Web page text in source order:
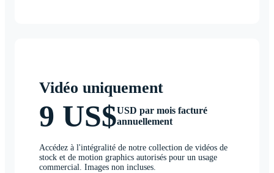
Vidéo uniquement
9 US$USD par mois facturé
annuellement
Accédez à l'intégralité de notre collection de vidéos de
stock et de motion graphics autorisés pour un usage
commercial. Images non incluses.